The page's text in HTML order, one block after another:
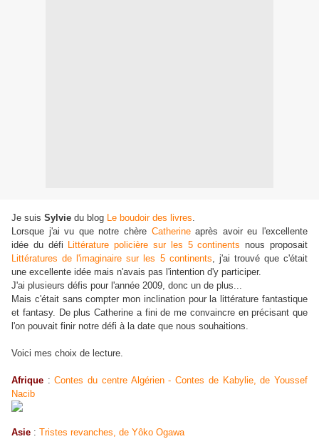
Je suis Sylvie du blog Le boudoir des livres.
Lorsque j'ai vu que notre chère Catherineaprès avoir eu l'excellente
idée du défi Littérature policière sur les 5 continents nous proposait
Littératures de l'imaginaire sur les 5 continents, j'ai trouvé que c'était
une excellente idée mais n'avais pas l'intention d'y participer.
J'ai plusieurs défis pour l'année 2009, donc un de plus...
Mais c'était sans compter mon inclination pour la littérature fantastique
et fantasy. De plus Catherine a fini de me convaincre en précisant que
l'on pouvait finir notre défi à la date que nous souhaitions.
Voici mes choix de lecture.
Afrique :Contes du centre Algérien - Contes de Kabylie, de Youssef
Nacib
Asie : Tristes revanches, de Yôko Ogawa